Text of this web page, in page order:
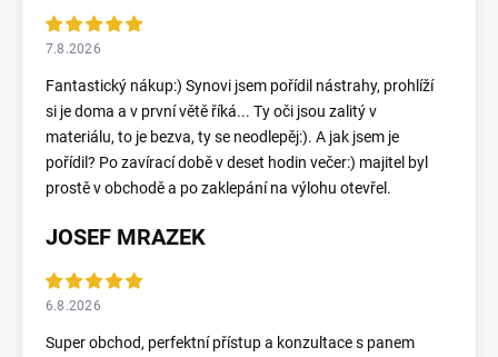
7.8.2026
Fantastický nákup:) Synovi jsem pořídil nástrahy, prohlíží
si je doma a v první větě říká... Ty oči jsou zalitý v
materiálu, to je bezva, ty se neodlepěj:). A jak jsem je
pořídil? Po zavírací době v deset hodin večer:) majitel byl
prostě v obchodě a po zaklepání na výlohu otevřel.
JOSEF MRAZEK
6.8.2026
Super obchod, perfektní přístup a konzultace s panem